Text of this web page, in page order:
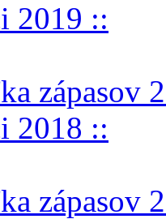
2019 ::
zápasov
2018 ::
zápasov